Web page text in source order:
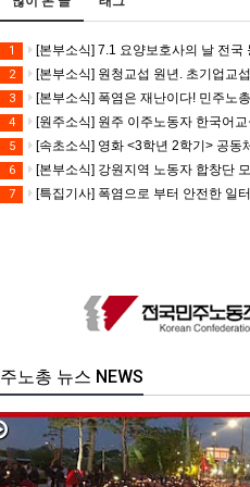
1 [본부소식] 7.1 요양보호사의 날 전국
2 [본부소식] 원청교섭 원년. 초기업교섭 돌파! 모든 노동자의
3 [본부소식] 폭염은 재난이다! 민주노총 강원
4 [원주소식] 원주 이주노동자 한국어교
5 [속초소식] 영화 <3학년 2학기> 공동
6 [본부소식] 강원지역 노동자 합창단
7 [특집기사] 폭염으로 부터 안전한 일
노총 뉴스 NEWS